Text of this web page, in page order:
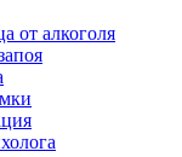
от алкоголя